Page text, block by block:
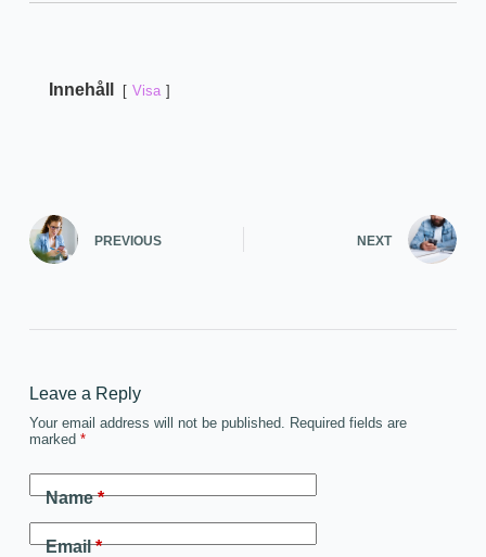
Innehåll Visa
PREVIOUS NEXT
Leave a Reply
Your email address will not be published. Required fields are
marked *
Name*
Email*